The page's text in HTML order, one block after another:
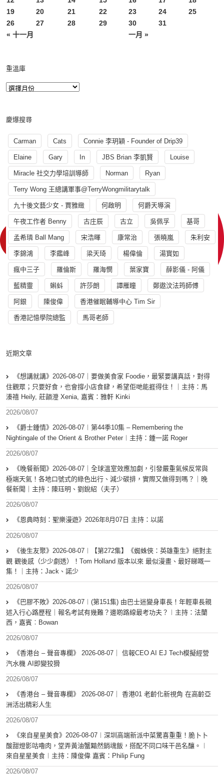
« 十一月 一月 »
19
20 21 22 23 24
25
26
27 28 29 30 31
重溫庫
慶爆搜尋
Carman Cats Connie 李玥穎 - Founder of Drip39
Elaine Gary In JBS Brian 李凱賢 Louise
Miracle 社交力學培訓導師 Norman Ryan
Terry Wong 王總講軍事@TerryWongmilitarytalk
九十後文藝少女 - 賈雅緻 何啟明 何爵天導演
午夜工作者 Benny 古庄辰 古立 吳佩孚 基哥
孟希璘 Ball Mang 宋浩暉 康常治 張曉嵐 朱利安
李錦鴻 李鑑峰 梁天琦 楊偉倫 湯寳如
瘋中三子 羅倫斯 羅海憫 葉家寶 薛影儀 - 阿儀
藍精靈 蝌蚪 許莎朗 譚雁瞳 鄭遨汶法筠師傅
阿銀 陳俊偉 香港催眠輔導中心 Tim Sir
香港記憶學院總監 馬哥老師
近期文章
《想講就講》2026-08-07｜要做美食家 Foodie，最緊要講真話，對得
住觀眾；只要好食，也會撐小店食肆，希望佢哋能捱得住！｜主持：馬
溱禧 Heily, 莊韻澄 Xenia, 嘉賓：雅軒 Kinki
2026/08/07
《爵士鍾情》2026-08-07︱第44季10集 – Remembering the
Nightingale of the Orient & Brother Peter︱主持：鍾一諾 Roger
2026/08/07
《晚餐新聞》2026-08-07｜全球溫室效應加劇，引發嚴重氣候反常與
極端天氣！各地口號式的綠色出行、減少碳排，實際又做得到嗎？｜晚
餐新聞｜主持：陳珏明、劉銳紹（夫子）
2026/08/07
《恩典時刻：聖樂漫遊》2026年8月07日 主持：以諾
2026/08/07
《後生友聚》2026-08-07︱【第272集】《蜘蛛俠：英雄重生》絕對主
觀 觀後感（少少劇透）！Tom Holland 版本以來 最似漫畫、最好睇嘅一
集！｜主持：Jack、諾少
2026/08/07
《巴膠不敗》2026-08-07︱(第151集) 由巴士迷變身車長！年輕車長親
述入行心路歷程｜報名考試有幾難？邊啲路線最考功夫？︱主持：法蘭
西，嘉賓︰Bowan
2026/08/07
《香港台 – 聲音專欄》 2026-08-07｜ 信報CEO AI EJ Tech模擬經營
汽水機 AI即變狡猾
2026/08/07
《香港台 – 聲音專欄》 2026-08-07｜ 香港01 老齡化新視角 在高齡亞
洲活出精彩人生
2026/08/07
《來自星星美食》2026-08-07︱深圳高端新派中菜驚喜重重！脆卜卜
酸甜燈影咕嚕肉，堂弄黃油蟹黯然銷魂飯，搭配不同口味干邑名釀。︱
來自星星美食︱主持：陳俊偉 嘉賓：Philip Fung
2026/08/07